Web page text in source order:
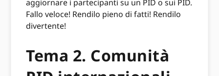
aggiornare i partecipanti su un PID o sui PID.
Fallo veloce! Rendilo pieno di fatti! Rendilo
divertente!
Tema 2. Comunità